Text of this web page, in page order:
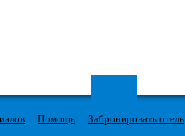
Помощь
Забронировать отель